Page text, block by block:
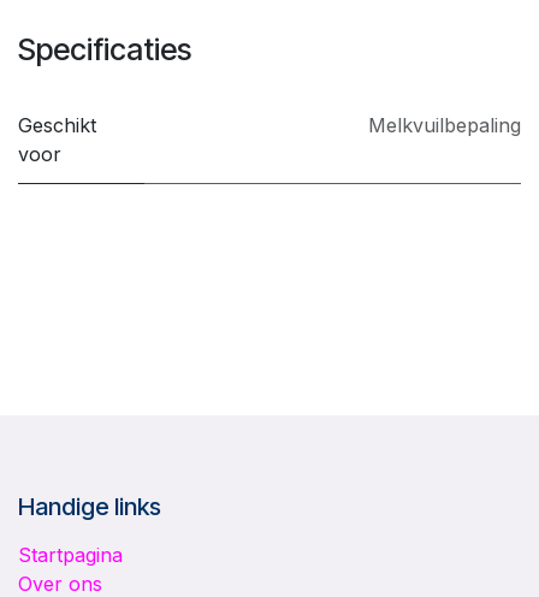
Specificaties
Geschikt
voor
Melkvuilbepaling
Handige links
Startpagina
Over ons